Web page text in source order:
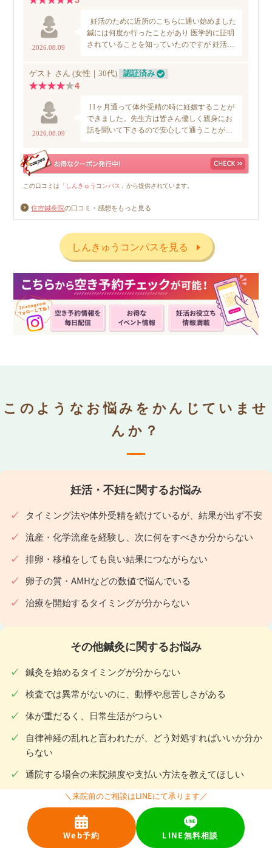
住吉鍼灸院の口コミ・感想をもっと見る
しんきゅうコンパスを見る
このようなお悩みをかんじていませ
んか？
妊活・不妊に関するお悩み
タイミング法や体外受精を続けているが、結果が出ず不安
流産・化学流産を経験し、次に何をすべきか分からない
排卵・移植をしても良い結果につながらない
卵子の質・AMHなどの数値で悩んでいる
治療を開始するタイミングが分からない
その他鍼灸に関するお悩み
鍼灸を始めるタイミングが分からない
検査では異常がないのに、動悸や息苦しさがある
体が重だるく、日常生活がつらい
自律神経の乱れと言われたが、どう対処すればいいか分か
らない
通院する場合の来院頻度や支払い方法を教えてほしい
今の状態について鍼灸が効果あるのか知りたい
「何から始めればいいのか分からない」
＼来院前のご相談はLINEにて承ります／
Web予約 LINE無料相談